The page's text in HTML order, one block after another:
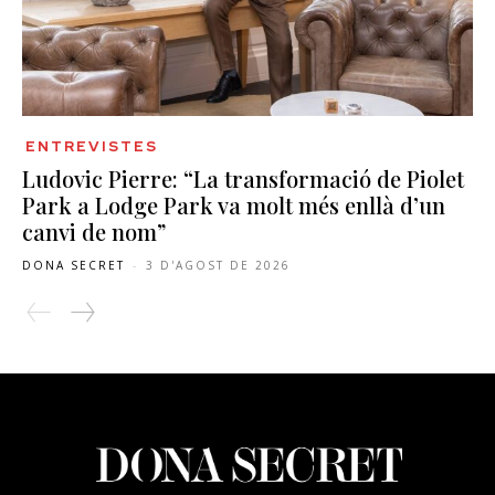
ENTREVISTES
Ludovic Pierre: “La transformació de Piolet
Park a Lodge Park va molt més enllà d’un
canvi de nom”
DONA SECRET - 3 D'AGOST DE 2026